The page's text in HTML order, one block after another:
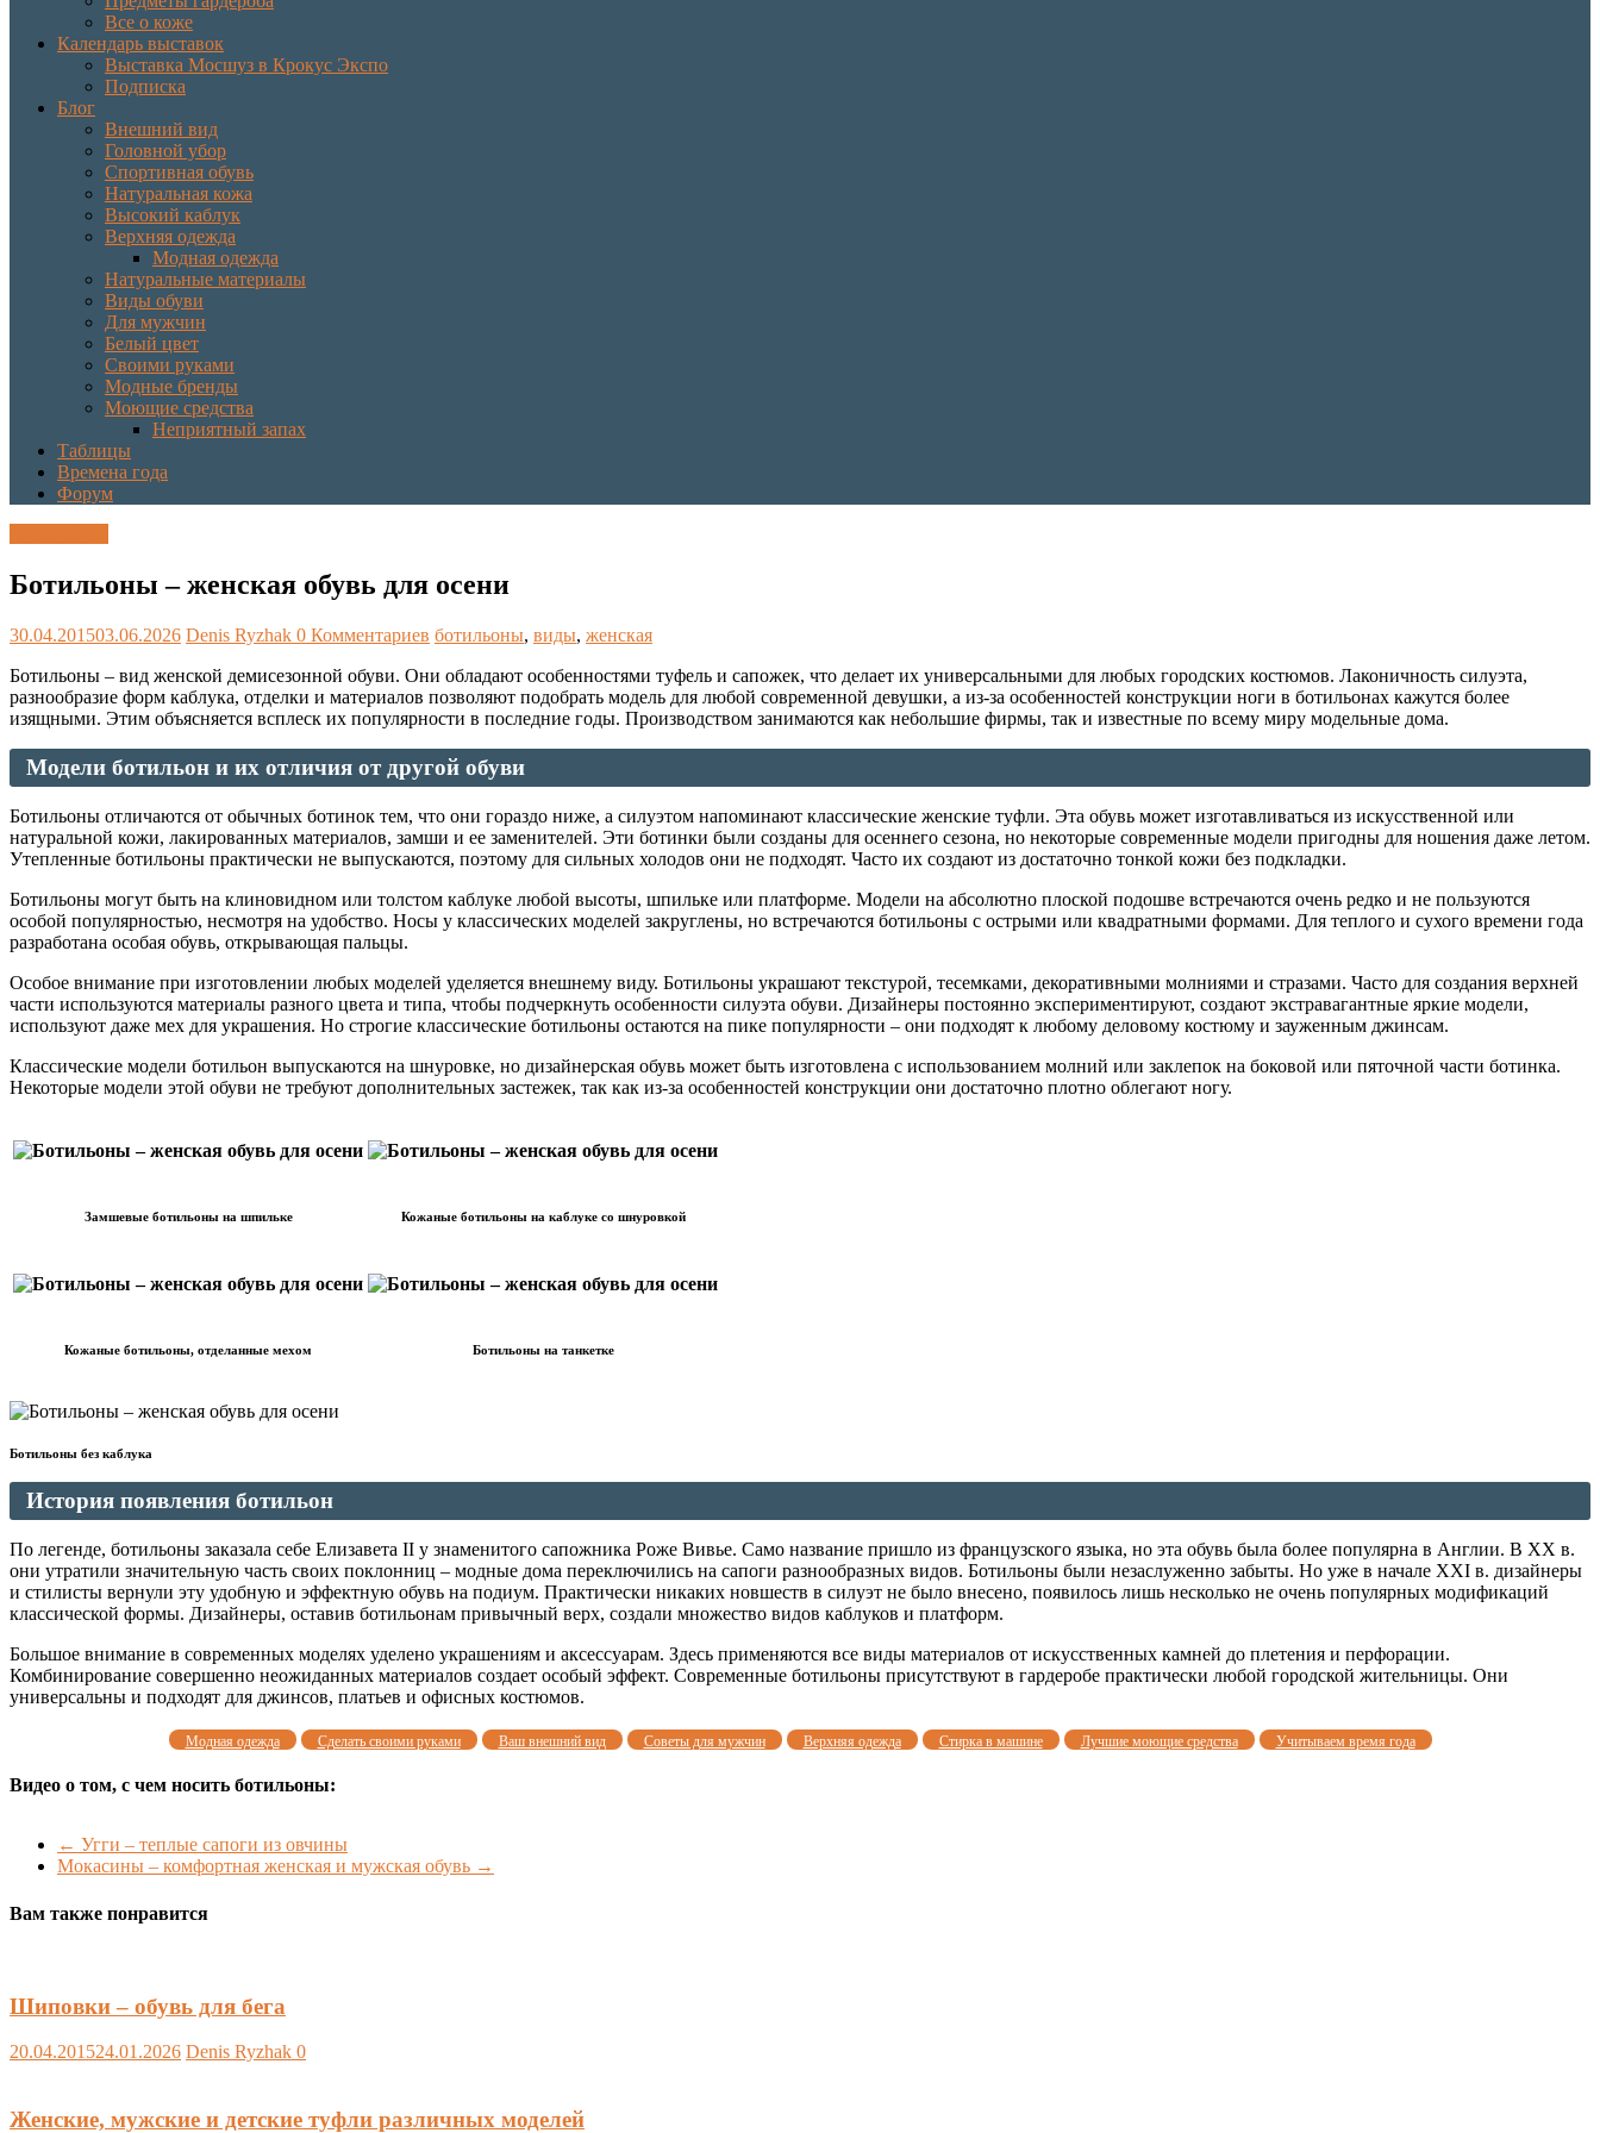
Все о коже
Календарь выставок
Выставка Мосшуз в Крокус Экспо
Подписка
Блог
Внешний вид
Головной убор
Спортивная обувь
Натуральная кожа
Высокий каблук
Верхняя одежда
Модная одежда
Натуральные материалы
Виды обуви
Для мужчин
Белый цвет
Своими руками
Модные бренды
Моющие средства
Неприятный запах
Таблицы
Времена года
Форум
Ботильоны – женская обувь для осени
30.04.201503.06.2026 Denis Ryzhak 0 Комментариев ботильоны, виды, женская
Ботильоны – вид женской демисезонной обуви. Они обладают особенностями туфель и сапожек, что делает их универсальными для любых городских костюмов. Лаконичность силуэта,
разнообразие форм каблука, отделки и материалов позволяют подобрать модель для любой современной девушки, а из-за особенностей конструкции ноги в ботильонах кажутся более
изящными. Этим объясняется всплеск их популярности в последние годы. Производством занимаются как небольшие фирмы, так и известные по всему миру модельные дома.
Модели ботильон и их отличия от другой обуви
Ботильоны отличаются от обычных ботинок тем, что они гораздо ниже, а силуэтом напоминают классические женские туфли. Эта обувь может изготавливаться из искусственной или
натуральной кожи, лакированных материалов, замши и ее заменителей. Эти ботинки были созданы для осеннего сезона, но некоторые современные модели пригодны для ношения даже летом.
Утепленные ботильоны практически не выпускаются, поэтому для сильных холодов они не подходят. Часто их создают из достаточно тонкой кожи без подкладки.
Ботильоны могут быть на клиновидном или толстом каблуке любой высоты, шпильке или платформе. Модели на абсолютно плоской подошве встречаются очень редко и не пользуются
особой популярностью, несмотря на удобство. Носы у классических моделей закруглены, но встречаются ботильоны с острыми или квадратными формами. Для теплого и сухого времени года
разработана особая обувь, открывающая пальцы.
Особое внимание при изготовлении любых моделей уделяется внешнему виду. Ботильоны украшают текстурой, тесемками, декоративными молниями и стразами. Часто для создания верхней
части используются материалы разного цвета и типа, чтобы подчеркнуть особенности силуэта обуви. Дизайнеры постоянно экспериментируют, создают экстравагантные яркие модели,
используют даже мех для украшения. Но строгие классические ботильоны остаются на пике популярности – они подходят к любому деловому костюму и зауженным джинсам.
Классические модели ботильон выпускаются на шнуровке, но дизайнерская обувь может быть изготовлена с использованием молний или заклепок на боковой или пяточной части ботинка.
Некоторые модели этой обуви не требуют дополнительных застежек, так как из-за особенностей конструкции они достаточно плотно облегают ногу.
Замшевые ботильоны на шпильке Кожаные ботильоны на каблуке со шнуровкой
Кожаные ботильоны, отделанные мехом Ботильоны на танкетке
Ботильоны без каблука
История появления ботильон
По легенде, ботильоны заказала себе Елизавета II у знаменитого сапожника Роже Вивье. Само название пришло из французского языка, но эта обувь была более популярна в Англии. В XX в.
они утратили значительную часть своих поклонниц – модные дома переключились на сапоги разнообразных видов. Ботильоны были незаслуженно забыты. Но уже в начале XXI в. дизайнеры
и стилисты вернули эту удобную и эффектную обувь на подиум. Практически никаких новшеств в силуэт не было внесено, появилось лишь несколько не очень популярных модификаций
классической формы. Дизайнеры, оставив ботильонам привычный верх, создали множество видов каблуков и платформ.
Большое внимание в современных моделях уделено украшениям и аксессуарам. Здесь применяются все виды материалов от искусственных камней до плетения и перфорации.
Комбинирование совершенно неожиданных материалов создает особый эффект. Современные ботильоны присутствуют в гардеробе практически любой городской жительницы. Они
универсальны и подходят для джинсов, платьев и офисных костюмов.
Модная одежда Сделать своими руками Ваш внешний вид Советы для мужчин Верхняя одежда Стирка в машине Лучшие моющие средства Учитываем время года
Видео о том, с чем носить ботильоны:
← Угги – теплые сапоги из овчины
Мокасины – комфортная женская и мужская обувь →
Вам также понравится
Шиповки – обувь для бега
20.04.201524.01.2026 Denis Ryzhak 0
Женские, мужские и детские туфли различных моделей